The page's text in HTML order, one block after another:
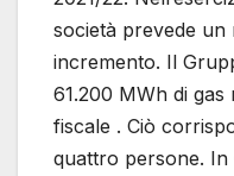
società prevede un
incremento. Il
61.200 MWh di gas
fiscale . Ciò
quattro persone. In